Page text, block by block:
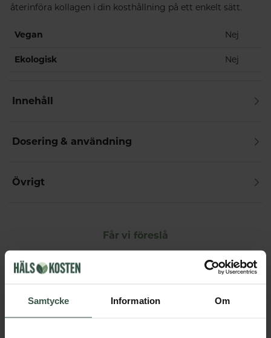
Samtycke Information Om
återinföra kollagen i din kosthållning på ett enkelt sätt.
Vegan Nej
Ekologisk Nej
Innehåll
Dosering & användning
Övrigt
Får vi föreslå
Andra köpte också